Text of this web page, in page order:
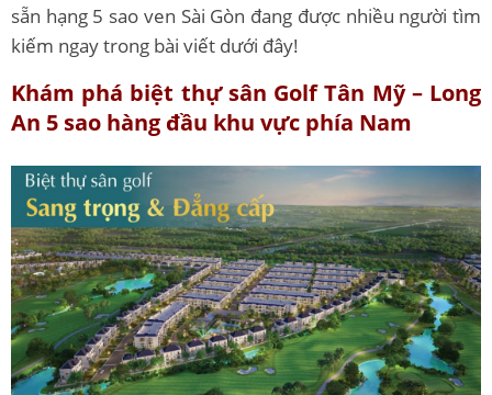
sẵn hạng 5 sao ven Sài Gòn đang được nhiều người tìm
kiếm ngay trong bài viết dưới đây!
Khám phá biệt thự sân Golf Tân Mỹ – Long
An 5 sao hàng đầu khu vực phía Nam